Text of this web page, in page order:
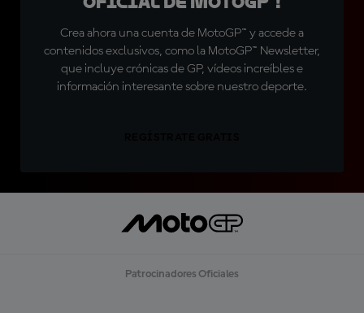
Crea ahora una cuenta de MotoGP™ y accede a
contenidos exclusivos, como la MotoGP™ Newsletter,
que incluye crónicas de GP, vídeos increíbles e
información interesante sobre nuestro deporte.
Patrocinadores Oficiales